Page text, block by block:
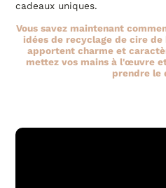
cadeaux uniques.
Vous savez maintenant
idées de recyclage de cire
apportent charme et
mettez vos mains à l'œuvre
prendre le